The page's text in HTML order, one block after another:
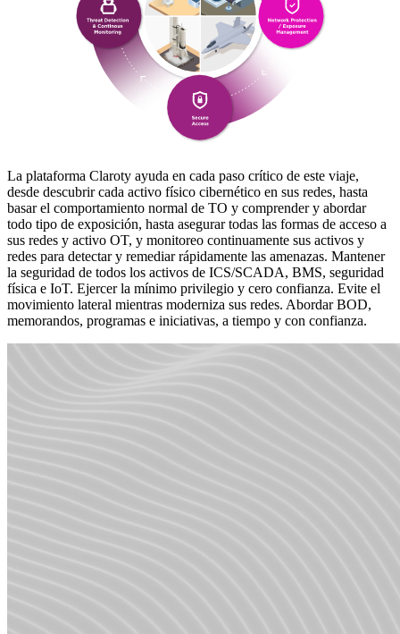
La plataforma Claroty ayuda en cada paso crítico de este viaje,
desde descubrir cada activo físico cibernético en sus redes, hasta
basar el comportamiento normal de TO y comprender y abordar
todo tipo de exposición, hasta asegurar todas las formas de acceso a
sus redes y activo OT, y monitoreo continuamente sus activos y
redes para detectar y remediar rápidamente las amenazas. Mantener
la seguridad de todos los activos de ICS/SCADA, BMS, seguridad
física e IoT. Ejercer la mínimo privilegio y cero confianza. Evite el
movimiento lateral mientras moderniza sus redes. Abordar BOD,
memorandos, programas e iniciativas, a tiempo y con confianza.